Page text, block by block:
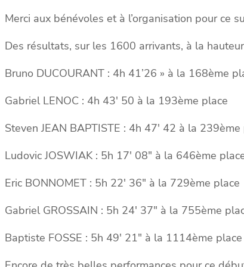
Merci aux bénévoles et à l’organisation pour ce
Des résultats, sur les 1600 arrivants, à la
Bruno DUCOURANT : 4h 41’26 » à la 168ème
Gabriel LENOC : 4h 43′ 50 à la 193ème place
Steven JEAN BAPTISTE : 4h 47′ 42 à la 239ème
Ludovic JOSWIAK : 5h 17′ 08″ à la 646ème
Eric BONNOMET : 5h 22′ 36″ à la 729ème place
Gabriel GROSSAIN : 5h 24′ 37″ à la 755ème
Baptiste FOSSE : 5h 49′ 21″ à la 1114ème place